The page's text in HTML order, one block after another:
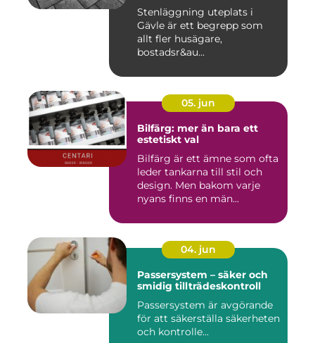
Stenläggning uteplats i
Gävle är ett begrepp som
allt fler husägare,
bostadsr&au...
05. jun
Bilfärg: mer än bara ett
estetiskt val
Bilfärg är ett ämne som ofta
leder tankarna till stil och
design. Men bakom varje
nyans finns en män...
04. jun
Passersystem – säker och
smidig tillträdeskontroll
Passersystem är avgörande
för att säkerställa säkerheten
och kontrolle...